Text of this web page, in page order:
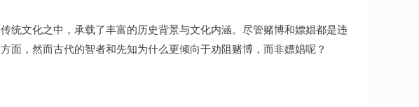
统文化之中，承载了丰富的历史背景与文化内涵。尽管赌博和嫖娼都是违
面，然而古代的智者和先知为什么更倾向于劝阻赌博，而非嫖娼呢？